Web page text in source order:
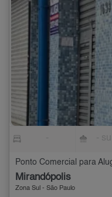
Ponto Comercial para
Mirandópolis
Zona Sul - São Paulo